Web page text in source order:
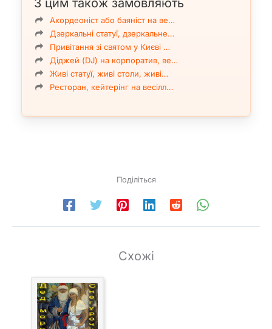
З цим також замовляють
Акордеоніст або баяніст на ве…
Дзеркальні статуї, дзеркальне…
Привітання зі святом у Києві …
Діджей (DJ) на корпоратив, ве…
Живі статуї, живі столи, живі…
Ресторан, кейтерінг на весілл…
Поділіться
Схожі